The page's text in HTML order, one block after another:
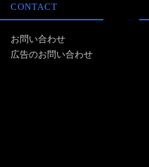
CONTACT
お問い合わせ
広告のお問い合わせ